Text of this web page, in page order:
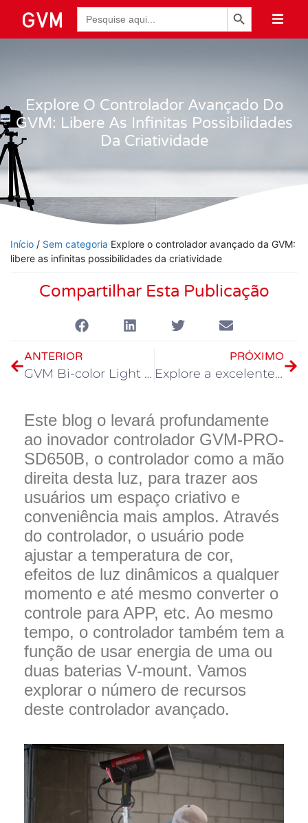
Pesquisar
por:
Botão de Pesquisa
Explore O Controlador Avançado Do
GVM: Libere As Infinitas Possibilidades
Da Criatividade
Início / Sem categoria Explore o controlador avançado da GVM:
libere as infinitas possibilidades da criatividade
Compartilhar Esta Publicação
ANTERIOR
GVM Bi-color Light group: a jornada alegre da iluminação criativa
PRÓXIMO
Explore a excelente estabilidade óptica da GVM: uma companheira de longo prazo para iluminação criativa
Este blog o levará profundamente
ao inovador controlador GVM-PRO-
SD650B, o controlador como a mão
direita desta luz, para trazer aos
usuários um espaço criativo e
conveniência mais amplos. Através
do controlador, o usuário pode
ajustar a temperatura de cor,
efeitos de luz dinâmicos a qualquer
momento e até mesmo converter o
controle para APP, etc. Ao mesmo
tempo, o controlador também tem a
função de usar energia de uma ou
duas baterias V-mount. Vamos
explorar o número de recursos
deste controlador avançado.